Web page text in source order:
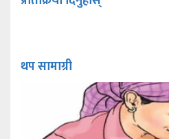
थप सामाग्री